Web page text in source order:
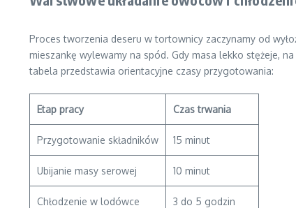
Proces tworzenia deseru w tortownicy zaczynamy od
mieszankę wylewamy na spód. Gdy masa lekko stężeje,
tabela przedstawia orientacyjne czasy przygotowania:
Etap pracy Czas trwania
Przygotowanie składników 15 minut
Ubijanie masy serowej 10 minut
Chłodzenie w lodówce 3 do 5 godzin